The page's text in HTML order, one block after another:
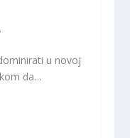
u novoj
da…